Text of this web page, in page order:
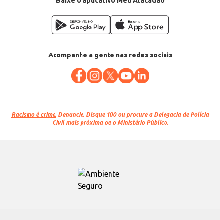
Acompanhe a gente nas redes sociais
Racismo é crime. Denuncie. Disque 100 ou procure a Delegacia de Polícia
Civil mais próxima ou o Ministério Público.